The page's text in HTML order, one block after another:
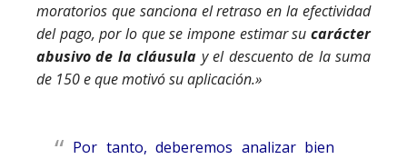
moratorios que sanciona el retraso en la efectividad
del pago, por lo que se impone estimar su carácter
abusivo de la cláusula y el descuento de la suma
de 150 e que motivó su aplicación.»
Por tanto, deberemos analizar bien